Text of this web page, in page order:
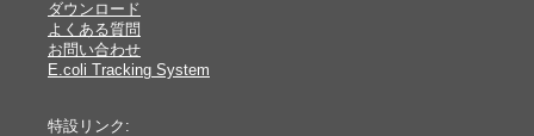
ダウンロード
よくある質問
お問い合わせ
E.coli Tracking System
特設リンク: